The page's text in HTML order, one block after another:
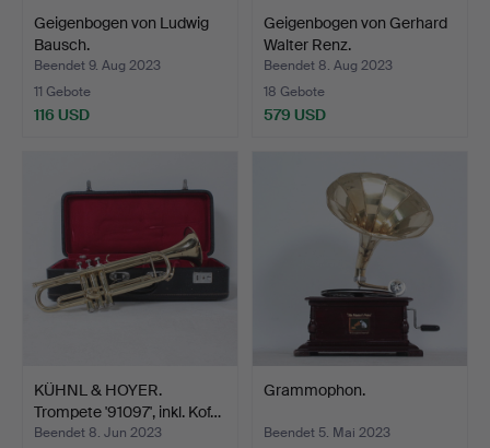
Geigenbogen von Ludwig
Bausch.
Beendet 9. Aug 2023
11 Gebote
116 USD
Geigenbogen von Gerhard
Walter Renz.
Beendet 8. Aug 2023
18 Gebote
579 USD
KÜHNL & HOYER.
Trompete '91097', inkl. Kof…
Beendet 8. Jun 2023
Grammophon.
Beendet 5. Mai 2023